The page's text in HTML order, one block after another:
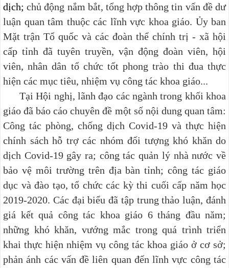
dịch;chủ động nắm bắt, tổng hợp thông tin vấn đề dư
luận quan tâm thuộc các lĩnh vực khoa giáo. Ủy ban
Mặt trận Tổ quốc và các đoàn thể chính trị - xã hội
cấp tỉnh đã tuyên truyền, vận động đoàn viên, hội
viên, nhân dân tổ chức tốt phong trào thi đua thực
hiện các mục tiêu, nhiệm vụ công tác khoa giáo...
Tại Hội nghị, lãnh đạo các ngành trong khối khoa
giáo đã báo cáo chuyên đề một số nội dung quan tâm:
Công tác phòng, chống dịch Covid-19 và thực hiện
chính sách hỗ trợ các nhóm đối tượng khó khăn do
dịch Covid-19 gây ra; công tác quản lý nhà nước về
bảo vệ môi trường trên địa bàn tỉnh; công tác giáo
dục và đào tạo, tổ chức các kỳ thi cuối cấp năm học
2019-2020. Các đại biểu đã tập trung thảo luận, đánh
giá kết quả công tác khoa giáo 6 tháng đầu năm;
những khó khăn, vướng mắc trong quá trình triển
khai thực hiện nhiệm vụ công tác khoa giáo ở cơ sở;
phản ánh các vấn đề liên quan đến lĩnh vực công tác